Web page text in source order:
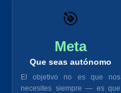
🎯
Meta
Que seas autónomo
El objetivo no es que nos
necesites siempre — es que